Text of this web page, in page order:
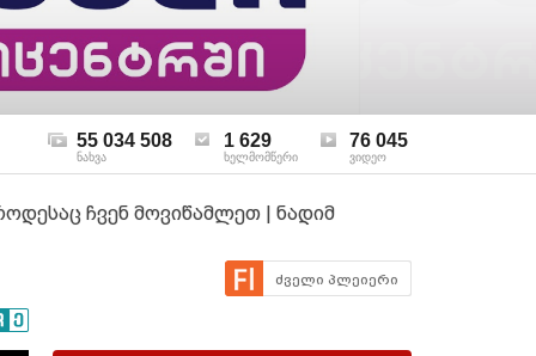
55 034 508
ნახვა
1 629
ხელმომწერი
76 045
ვიდეო
ჩვენ მოვიწამლეთ | ნადიმ
ძველი პლეიერი